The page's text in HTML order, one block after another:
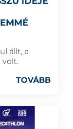
állt, a
volt.
TOVÁBB